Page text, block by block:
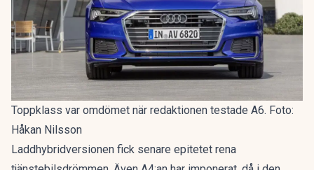
Toppklass var omdömet när redaktionen testade A6. Foto:
Håkan Nilsson
Laddhybridversionen fick senare epitetet rena